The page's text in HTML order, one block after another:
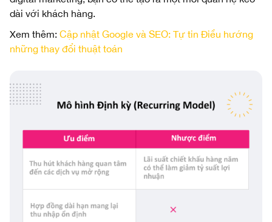
dài với khách hàng.
Xem thêm: Cập nhật Google và SEO: Tự tin Điều hướng
những thay đổi thuật toán